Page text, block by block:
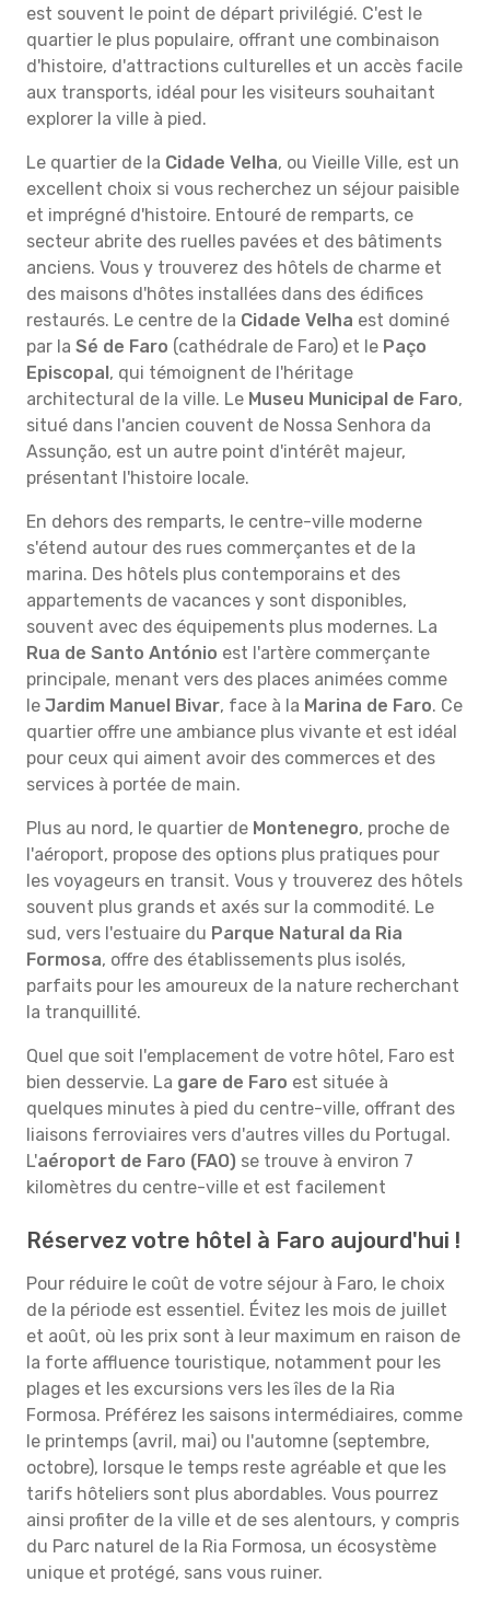
est souvent le point de départ privilégié. C'est le
quartier le plus populaire, offrant une combinaison
d'histoire, d'attractions culturelles et un accès facile
aux transports, idéal pour les visiteurs souhaitant
explorer la ville à pied.
Le quartier de la Cidade Velha, ou Vieille Ville, est un
excellent choix si vous recherchez un séjour paisible
et imprégné d'histoire. Entouré de remparts, ce
secteur abrite des ruelles pavées et des bâtiments
anciens. Vous y trouverez des hôtels de charme et
des maisons d'hôtes installées dans des édifices
restaurés. Le centre de la Cidade Velha est dominé
par la Sé de Faro (cathédrale de Faro) et le Paço
Episcopal, qui témoignent de l'héritage
architectural de la ville. Le Museu Municipal de Faro,
situé dans l'ancien couvent de Nossa Senhora da
Assunção, est un autre point d'intérêt majeur,
présentant l'histoire locale.
En dehors des remparts, le centre-ville moderne
s'étend autour des rues commerçantes et de la
marina. Des hôtels plus contemporains et des
appartements de vacances y sont disponibles,
souvent avec des équipements plus modernes. La
Rua de Santo António est l'artère commerçante
principale, menant vers des places animées comme
le Jardim Manuel Bivar, face à la Marina de Faro. Ce
quartier offre une ambiance plus vivante et est idéal
pour ceux qui aiment avoir des commerces et des
services à portée de main.
Plus au nord, le quartier de Montenegro, proche de
l'aéroport, propose des options plus pratiques pour
les voyageurs en transit. Vous y trouverez des hôtels
souvent plus grands et axés sur la commodité. Le
sud, vers l'estuaire du Parque Natural da Ria
Formosa, offre des établissements plus isolés,
parfaits pour les amoureux de la nature recherchant
la tranquillité.
Quel que soit l'emplacement de votre hôtel, Faro est
bien desservie. La gare de Faro est située à
quelques minutes à pied du centre-ville, offrant des
liaisons ferroviaires vers d'autres villes du Portugal.
L'aéroport de Faro (FAO) se trouve à environ 7
kilomètres du centre-ville et est facilement
Réservez votre hôtel à Faro aujourd'hui !
Pour réduire le coût de votre séjour à Faro, le choix
de la période est essentiel. Évitez les mois de juillet
et août, où les prix sont à leur maximum en raison de
la forte affluence touristique, notamment pour les
plages et les excursions vers les îles de la Ria
Formosa. Préférez les saisons intermédiaires, comme
le printemps (avril, mai) ou l'automne (septembre,
octobre), lorsque le temps reste agréable et que les
tarifs hôteliers sont plus abordables. Vous pourrez
ainsi profiter de la ville et de ses alentours, y compris
du Parc naturel de la Ria Formosa, un écosystème
unique et protégé, sans vous ruiner.